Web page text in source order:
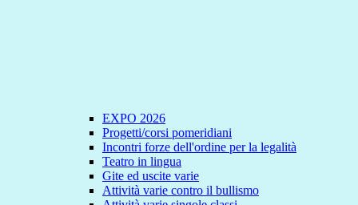
EXPO 2026
Progetti/corsi pomeridiani
Incontri forze dell'ordine per la legalità
Teatro in lingua
Gite ed uscite varie
Attività varie contro il bullismo